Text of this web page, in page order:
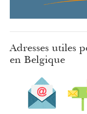
Adresses utiles
en Belgique